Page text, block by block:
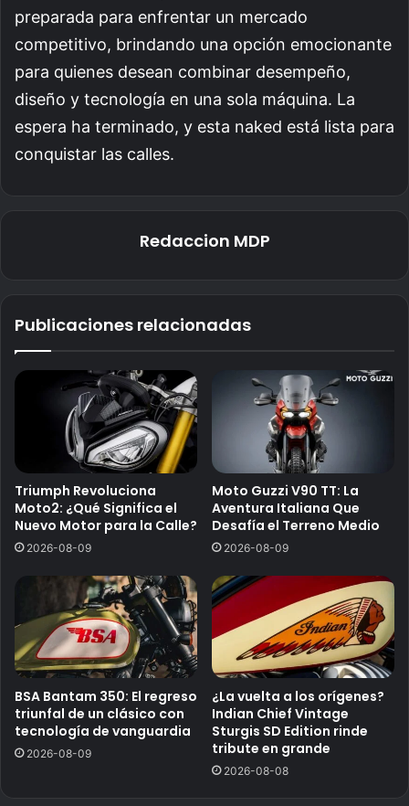
preparada para enfrentar un mercado
competitivo, brindando una opción emocionante
para quienes desean combinar desempeño,
diseño y tecnología en una sola máquina. La
espera ha terminado, y esta naked está lista para
conquistar las calles.
Redaccion MDP
Publicaciones relacionadas
Triumph Revoluciona
Moto2: ¿Qué Significa el
Nuevo Motor para la Calle?
2026-08-09
Moto Guzzi V90 TT: La
Aventura Italiana Que
Desafía el Terreno Medio
2026-08-09
BSA Bantam 350: El regreso
triunfal de un clásico con
tecnología de vanguardia
2026-08-09
¿La vuelta a los orígenes?
Indian Chief Vintage
Sturgis SD Edition rinde
tribute en grande
2026-08-08